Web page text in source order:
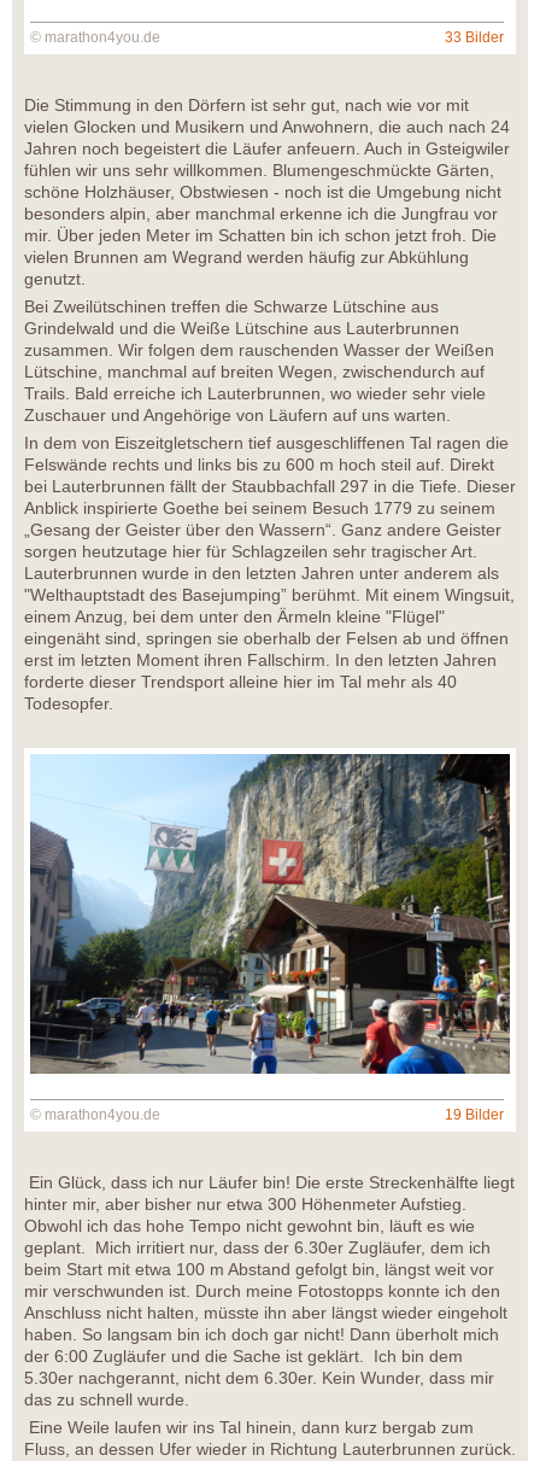
© marathon4you.de 33 Bilder
Die Stimmung in den Dörfern ist sehr gut, nach wie vor mit
vielen Glocken und Musikern und Anwohnern, die auch nach 24
Jahren noch begeistert die Läufer anfeuern. Auch in Gsteigwiler
fühlen wir uns sehr willkommen. Blumengeschmückte Gärten,
schöne Holzhäuser, Obstwiesen - noch ist die Umgebung nicht
besonders alpin, aber manchmal erkenne ich die Jungfrau vor
mir. Über jeden Meter im Schatten bin ich schon jetzt froh. Die
vielen Brunnen am Wegrand werden häufig zur Abkühlung
genutzt.
Bei Zweilütschinen treffen die Schwarze Lütschine aus
Grindelwald und die Weiße Lütschine aus Lauterbrunnen
zusammen. Wir folgen dem rauschenden Wasser der Weißen
Lütschine, manchmal auf breiten Wegen, zwischendurch auf
Trails. Bald erreiche ich Lauterbrunnen, wo wieder sehr viele
Zuschauer und Angehörige von Läufern auf uns warten.
In dem von Eiszeitgletschern tief ausgeschliffenen Tal ragen die
Felswände rechts und links bis zu 600 m hoch steil auf. Direkt
bei Lauterbrunnen fällt der Staubbachfall 297 in die Tiefe. Dieser
Anblick inspirierte Goethe bei seinem Besuch 1779 zu seinem
„Gesang der Geister über den Wassern“. Ganz andere Geister
sorgen heutzutage hier für Schlagzeilen sehr tragischer Art.
Lauterbrunnen wurde in den letzten Jahren unter anderem als
"Welthauptstadt des Basejumping” berühmt. Mit einem Wingsuit,
einem Anzug, bei dem unter den Ärmeln kleine "Flügel"
eingenäht sind, springen sie oberhalb der Felsen ab und öffnen
erst im letzten Moment ihren Fallschirm. In den letzten Jahren
forderte dieser Trendsport alleine hier im Tal mehr als 40
Todesopfer.
© marathon4you.de 19 Bilder
Ein Glück, dass ich nur Läufer bin! Die erste Streckenhälfte liegt
hinter mir, aber bisher nur etwa 300 Höhenmeter Aufstieg.
Obwohl ich das hohe Tempo nicht gewohnt bin, läuft es wie
geplant. Mich irritiert nur, dass der 6.30er Zugläufer, dem ich
beim Start mit etwa 100 m Abstand gefolgt bin, längst weit vor
mir verschwunden ist. Durch meine Fotostopps konnte ich den
Anschluss nicht halten, müsste ihn aber längst wieder eingeholt
haben. So langsam bin ich doch gar nicht! Dann überholt mich
der 6:00 Zugläufer und die Sache ist geklärt. Ich bin dem
5.30er nachgerannt, nicht dem 6.30er. Kein Wunder, dass mir
das zu schnell wurde.
Eine Weile laufen wir ins Tal hinein, dann kurz bergab zum
Fluss, an dessen Ufer wieder in Richtung Lauterbrunnen zurück.